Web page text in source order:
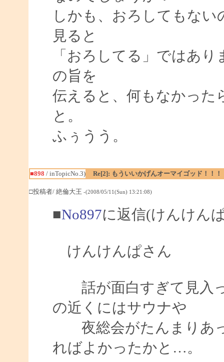
しかも、おろしてもな
見ると
「おろしてる」ではあ
の旨を
伝えると、何もなかった
と。
ふぅうう。
■898 / inTopicNo.3) Re[2]: もういいかげんオーマイゴッド！！！
□投稿者/ 絶倫大王 -(2008/05/11(Sun) 13:21:08)
■No897に返信(けんけん
けんけんぱさん
話が面白すぎて見入
の近くにはサウナや
夜総会がたんまりあ
ればよかったかと…。